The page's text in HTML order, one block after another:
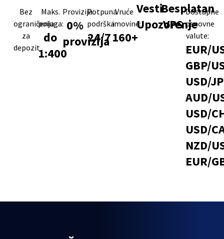
Bez
ograničenja
za
depozit
Maks.
poluga:
do
1:400
Provizija:
0%
provizija
Potpuna
podrška:
24/7
Vruće
imovine:
160+
Vesti
Upozorenje
Besplatan
VPS
Dostupne
osnovne
valute:
EUR/
GBP/
USD/
AUD/
USD/
USD/
NZD/
EUR/